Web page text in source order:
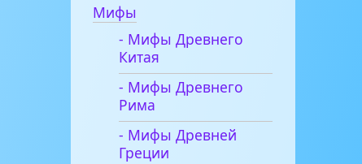
Мифы
- Мифы Древнего
Китая
- Мифы Древнего
Рима
- Мифы Древней
Греции